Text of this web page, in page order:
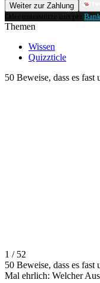
Weiter zur Zahlung
Oder unterstütze uns per
Themen
Wissen
Quizzticle
50 Beweise, dass es
1 / 52
50 Beweise, dass es
Mal ehrlich: Welcher